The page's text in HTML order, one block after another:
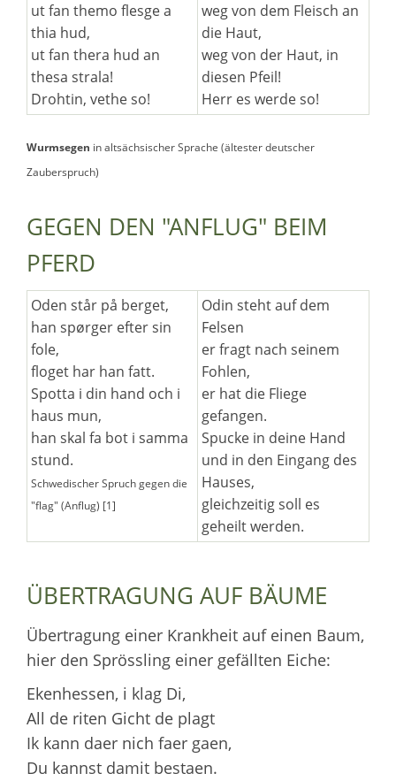
ut fan themo flesge a
thia hud,
ut fan thera hud an
thesa strala!
Drohtin, vethe so!
weg von dem Fleisch an
die Haut,
weg von der Haut, in
diesen Pfeil!
Herr es werde so!
Wurmsegen in altsächsischer Sprache (ältester deutscher
Zauberspruch)
GEGEN DEN "ANFLUG" BEIM
PFERD
Oden står på berget,
han spørger efter sin
fole,
floget har han fatt.
Spotta i din hand och i
haus mun,
han skal fa bot i samma
stund.
Schwedischer Spruch gegen die
"flag" (Anflug) [1]
Odin steht auf dem
Felsen
er fragt nach seinem
Fohlen,
er hat die Fliege
gefangen.
Spucke in deine Hand
und in den Eingang des
Hauses,
gleichzeitig soll es
geheilt werden.
ÜBERTRAGUNG AUF BÄUME
Übertragung einer Krankheit auf einen Baum,
hier den Sprössling einer gefällten Eiche:
Ekenhessen, i klag Di,
All de riten Gicht de plagt
Ik kann daer nich faer gaen,
Du kannst damit bestaen.